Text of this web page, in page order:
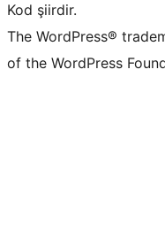
Kod şiirdir.
The WordPress®
of the WordPress